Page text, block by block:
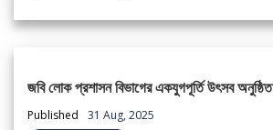
জবি লোক প্রশাসন বিভাগের একযুগপূর্তি উৎসব অনুষ্ঠিত
Published 31 Aug, 2025